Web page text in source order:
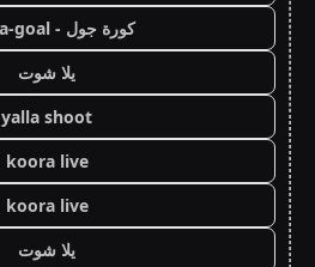
كورة جول - koora-goal
يلا شوت
yalla shoot
koora live
koora live
يلا شوت